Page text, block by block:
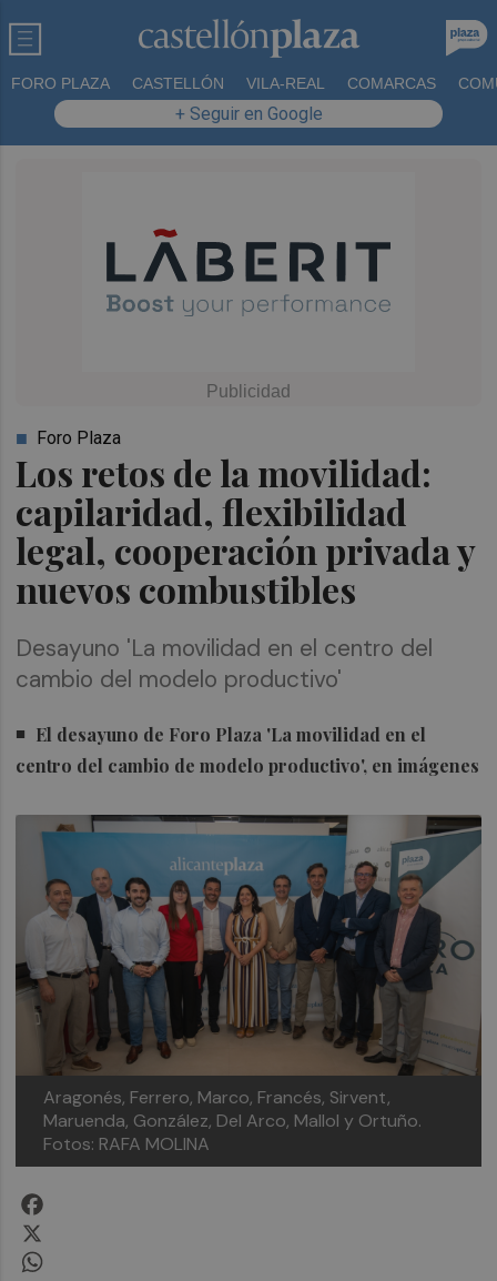
FORO PLAZA CASTELLÓN VILA-REAL COMARCAS
+ Seguir en Google
Los retos de la movilidad:
capilaridad, flexibilidad
legal, cooperación privada y
nuevos combustibles
Foro Plaza
Desayuno 'La movilidad en el centro del
cambio del modelo productivo'
El desayuno de Foro Plaza 'La movilidad en el
centro del cambio de modelo productivo', en imágenes
Aragonés, Ferrero, Marco, Francés, Sirvent,
Maruenda, González, Del Arco, Mallol y Ortuño.
Fotos: RAFA MOLINA